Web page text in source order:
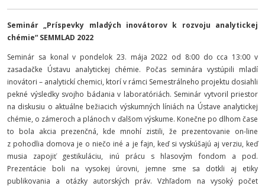
Seminár „Príspevky mladých inovátorov k rozvoju analytickej
chémie“ SEMMLAD 2022
Seminár sa konal v pondelok 23. mája 2022 od 8:00 do cca 13:00 v
zasadačke Ústavu analytickej chémie. Počas seminára vystúpili mladí
inovátori – analytickí chemici, ktorí v rámci Semestrálneho projektu dosiahli
pekné výsledky svojho bádania v laboratóriách. Seminár vytvoril priestor
na diskusiu o aktuálne bežiacich výskumných líniách na Ústave analytickej
chémie, o zámeroch a plánoch v ďalšom výskume. Konečne po dlhom čase
to bola akcia prezenčná, kde mnohí zistili, že prezentovanie on-line
z pohodlia domova je o niečo iné a je fajn, keď si vyskúšajú aj verziu, keď
musia zapojiť gestikuláciu, inú prácu s hlasovým fondom a pod.
Prezentácie boli na vysokej úrovni, jemne sme sa dotkli aj etiky
publikovania a otázky autorských práv. Vzhľadom na vysoký počet